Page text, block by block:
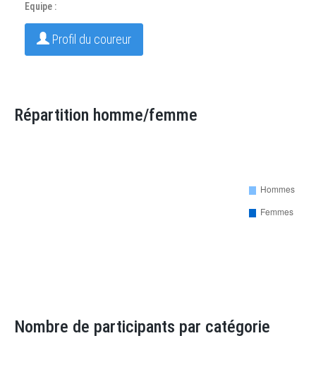
Equipe :
Profil du coureur
Répartition homme/femme
Nombre de participants par catégorie